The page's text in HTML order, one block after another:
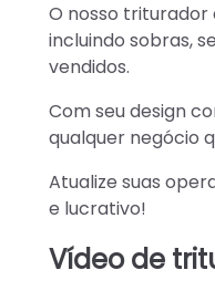
O nosso triturador
incluindo sobras,
vendidos.
Com seu design
qualquer negócio
Atualize suas
e lucrativo!
Vídeo de